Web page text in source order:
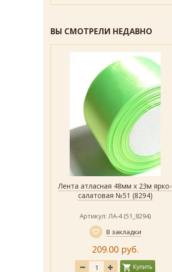
ВЫ СМОТРЕЛИ НЕДАВНО
Быстрый просмотр
Показать
Лента атласная 48мм х 23м ярко-
салатовая №51 (8294)
Артикул: ЛА-4 (51_8294)
В закладки
209.00 руб.
Купить